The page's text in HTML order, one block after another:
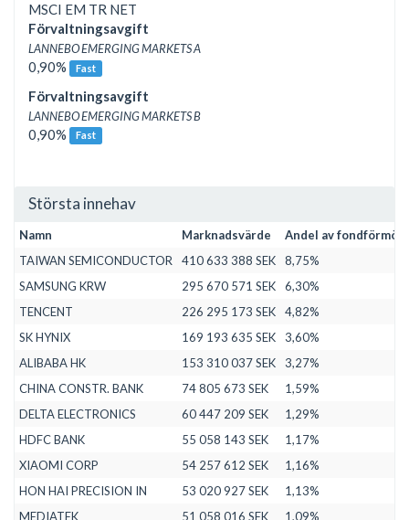
MSCI EM TR NET
Förvaltningsavgift
LANNEBO EMERGING MARKETS A
0,90% Fast
Förvaltningsavgift
LANNEBO EMERGING MARKETS B
0,90% Fast
Största innehav
Namn Marknadsvärde
Andel av
TAIWAN SEMICONDUCTOR
410 633 388 SEK
8,75%
SAMSUNG KRW
295 670 571 SEK
6,30%
TENCENT
226 295 173 SEK
4,82%
SK HYNIX
169 193 635 SEK
3,60%
ALIBABA HK
153 310 037 SEK
3,27%
CHINA CONSTR. BANK
74 805 673 SEK
1,59%
DELTA ELECTRONICS
60 447 209 SEK
1,29%
HDFC BANK
55 058 143 SEK
1,17%
XIAOMI CORP
54 257 612 SEK
1,16%
HON HAI PRECISION IN
53 020 927 SEK
1,13%
MEDIATEK
51 058 016 SEK
1,09%